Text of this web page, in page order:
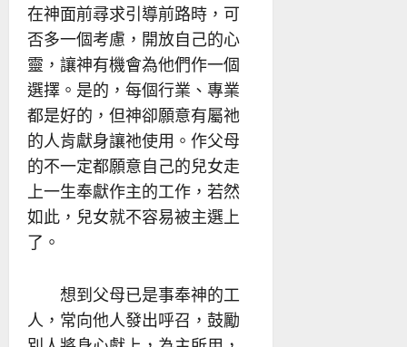
在神面前尋求引導前路時，可
否多一個考慮，開放自己的心
靈，讓神有機會為他們作一個
選擇。是的，每個行業、專業
都是好的，但神卻願意有屬祂
的人肯獻身讓祂使用。作父母
的不一定都願意自己的兒女走
上一生奉獻作主的工作，若然
如此，兒女就不容易被主選上
了。
想到父母已是事奉神的工
人，常向他人發出呼召，鼓勵